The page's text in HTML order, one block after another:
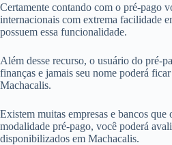
Certamente contando com o pré-pago
internacionais com extrema facilidade
possuem essa funcionalidade.
Além desse recurso, o usuário do pré-
finanças e jamais seu nome poderá
Machacalis.
Existem muitas empresas e bancos que
modalidade pré-pago, você poderá
disponibilizados em Machacalis.